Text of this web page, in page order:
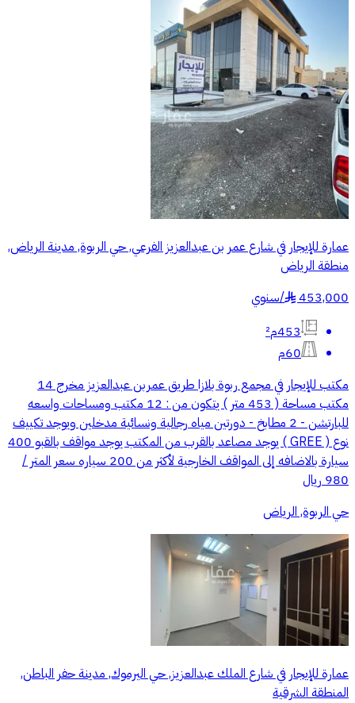
عمارة للإيجار في شارع عمر بن عبدالعزيز الفرعي, حي الربوة, مدينة الرياض,
منطقة الرياض
453,000
§
/سنوي
453م²
60م
مكتب للإيجار في مجمع ربوة بلازا طريق عمربن عبدالعزيز مخرج 14
مكتب مساحة ( 453 متر ) يتكون من : 12 مكتب ومساحات واسعه
للبارتشن - 2 مطابخ - دورتين مياه رجالية ونسائية مدخلين ويوجد تكييف
نوع ( GREE ) يوجد مصاعد بالقرب من المكتب يوجد مواقف بالقبو 400
سيارة بالاضافه إلى المواقف الخارجية لأكثر من 200 سياره سعر المتر /
980 ريال
حي الربوة, الرياض
عمارة للإيجار في شارع الملك عبدالعزيز, حي اليرموك, مدينة حفر الباطن,
المنطقة الشرقية